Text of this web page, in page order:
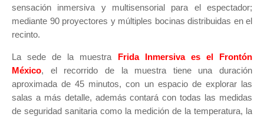
sensación inmersiva y multisensorial para el espectador;
mediante 90 proyectores y múltiples bocinas distribuidas en el
recinto.
La sede de la muestra Frida Inmersivaes el
Frontón
México, el recorrido de la muestra tiene una duración
aproximada de 45 minutos, con un espacio de explorar las
salas a más detalle, además contará con todas las medidas
de seguridad sanitaria como la medición de la temperatura, la